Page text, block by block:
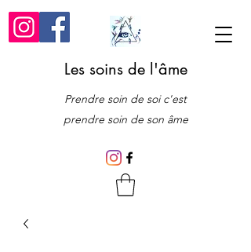
Les soins de l'âme
Prendre soin de soi c'est
prendre soin de son âme